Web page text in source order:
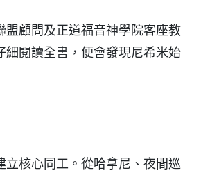
顧問及正道福音神學院客座教
閱讀全書，便會發現尼希米始
核心同工。從哈拿尼、夜間巡